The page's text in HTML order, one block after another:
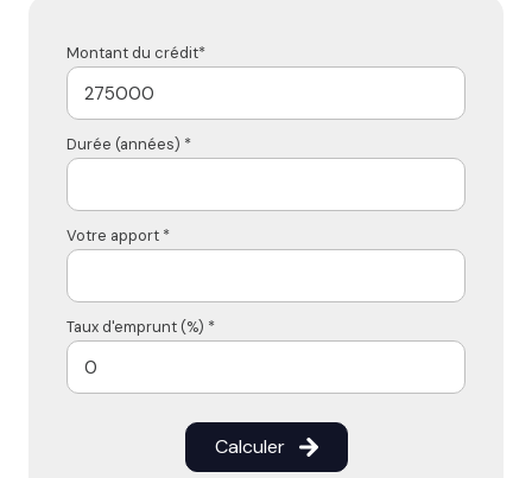
Montant du crédit*
Durée (années) *
Votre apport *
Taux d'emprunt (%) *
Calculer